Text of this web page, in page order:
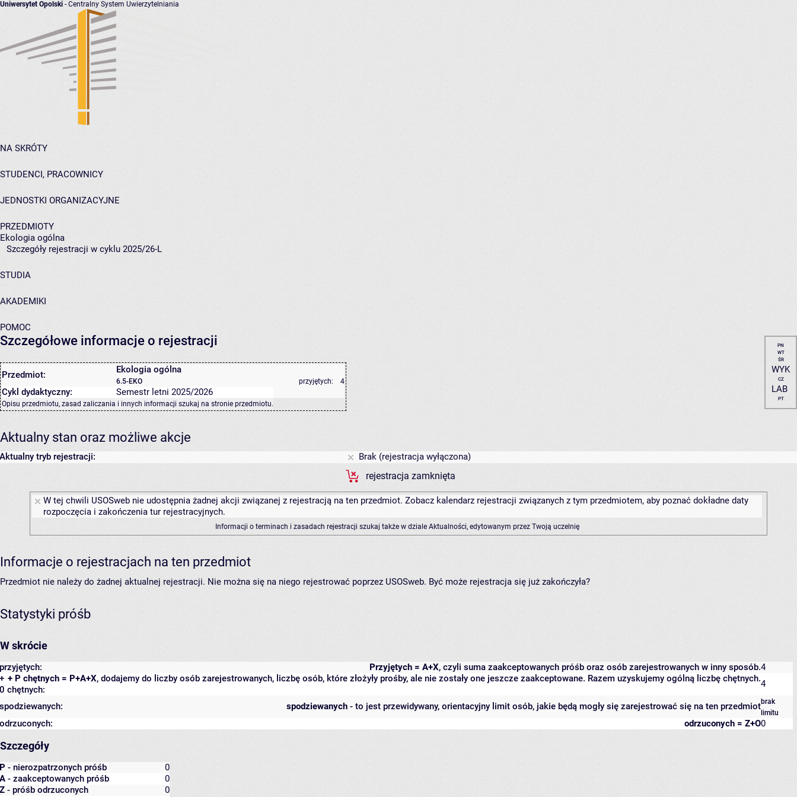
Uniwersytet Opolski - Centralny System Uwierzytelniania
NA SKRÓTY
STUDENCI, PRACOWNICY
JEDNOSTKI ORGANIZACYJNE
PRZEDMIOTY
Ekologia ogólna
Szczegóły rejestracji w cyklu 2025/26-L
STUDIA
AKADEMIKI
POMOC
Szczegółowe informacje o rejestracji
Przedmiot: Ekologia ogólna
6.5-EKO przyjętych: 4
Cykl dydaktyczny: Semestr letni 2025/2026
Opisu przedmiotu, zasad zaliczania i innych informacji szukaj na stronie przedmiotu.
PN
WT
ŚR
WYK
CZ
LAB
PT
Aktualny stan oraz możliwe akcje
Aktualny tryb rejestracji:
Brak (rejestracja wyłączona)
rejestracja zamknięta
W tej chwili USOSweb nie udostępnia żadnej akcji związanej z rejestracją na ten przedmiot. Zobacz kalendarz rejestracji związanych z tym przedmiotem, aby poznać dokładne daty
rozpoczęcia i zakończenia tur rejestracyjnych.
Informacji o terminach i zasadach rejestracji szukaj także w dziale Aktualności, edytowanym przez Twoją uczelnię
Informacje o rejestracjach na ten przedmiot
Przedmiot nie należy do żadnej aktualnej rejestracji. Nie można się na niego rejestrować poprzez USOSweb. Być może rejestracja się już zakończyła?
Statystyki próśb
W skrócie
Przyjętych = A+X, czyli suma zaakceptowanych próśb oraz osób zarejestrowanych w inny sposób.
przyjętych:
4
+ P chętnych = P+A+X, dodajemy do liczby osób zarejestrowanych, liczbę osób, które złożyły prośby, ale nie zostały one jeszcze zaakceptowane. Razem uzyskujemy ogólną liczbę chętnych.
+
0 chętnych:
4
spodziewanych - to jest przewidywany, orientacyjny limit osób, jakie będą mogły się zarejestrować się na ten przedmiot
spodziewanych:
brak
limitu
odrzuconych = Z+O
odrzuconych: 0
Szczegóły
P - nierozpatrzonych próśb
0
A - zaakceptowanych próśb
0
Z - próśb odrzuconych
0